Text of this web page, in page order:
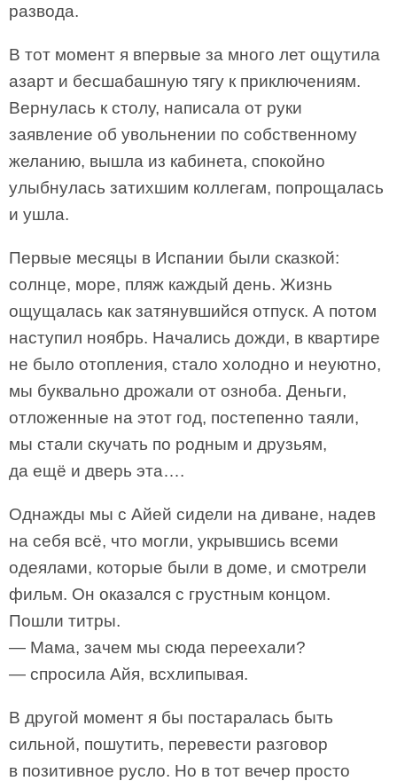
развода.
В тот момент я впервые за много лет ощутила
азарт и бесшабашную тягу к приключениям.
Вернулась к столу, написала от руки
заявление об увольнении по собственному
желанию, вышла из кабинета, спокойно
улыбнулась затихшим коллегам, попрощалась
и ушла.
Первые месяцы в Испании были сказкой:
солнце, море, пляж каждый день. Жизнь
ощущалась как затянувшийся отпуск. А потом
наступил ноябрь. Начались дожди, в квартире
не было отопления, стало холодно и неуютно,
мы буквально дрожали от озноба. Деньги,
отложенные на этот год, постепенно таяли,
мы стали скучать по родным и друзьям,
да ещё и дверь эта….
Однажды мы с Айей сидели на диване, надев
на себя всё, что могли, укрывшись всеми
одеялами, которые были в доме, и смотрели
фильм. Он оказался с грустным концом.
Пошли титры.
— Мама, зачем мы сюда переехали?
— спросила Айя, всхлипывая.
В другой момент я бы постаралась быть
сильной, пошутить, перевести разговор
в позитивное русло. Но в тот вечер просто